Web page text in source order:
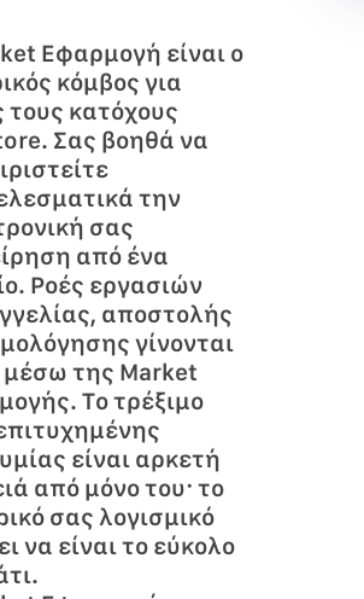
Εφαρμογή είναι ο
κόμβος για
τους κατόχους
Σας βοηθά να
την
σας
από ένα
Ροές εργασιών
αποστολής
γίνονται
της Market
Το τρέξιμο
είναι αρκετή
από μόνο του· το
σας λογισμικό
να είναι το εύκολο